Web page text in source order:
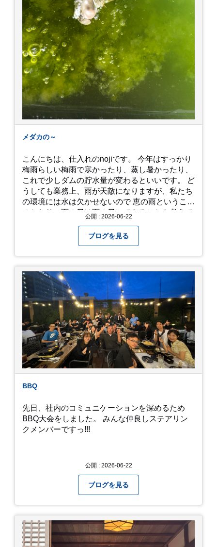
メダカの～
こんにちは、仕入れのnojiです。 今年はすっかり
梅雨らしい梅雨で寒かったり、蒸し暑かったり、
これで少しダムの貯水量が変わるといいです。 ど
うしても業務上、雨が天敵になりますが、私たち
の環境には水は欠かせないので 恵の雨というこば
のとおり、雨の日は雨の日にできることを考えて
になってしまいましたが、お家には代々10年以上
続く ヒメダカがいますが、そのメダカの池にはト
ンボが卵を産んで、ヤゴがいたり、変な虫が いた
りします。ヤゴはメダカを食べてしまうのでほん
とは別にしたいのですが、トンボに かえるところ
が見たくて飼ってみました。 が、途中までかえり
そうでしたが、だめなようでした。 秋にはたくさ
んのトンボが飛んでいますが、自然の中で成虫に
かえるというのは厳しいんだなと 実感しました。
私たち、生かされている以上、一所懸命何かをし
ないともったいないなと メダカのお池のトンボか
ら教えていただきました。
公開 : 2026-06-22
ブログを見る
BBQ
先日、社内のコミュニケーションを深めるため
BBQ大会をしました。 みんな仲良しステアリン
クメンバーですっ!!!
公開 : 2026-06-22
ブログを見る